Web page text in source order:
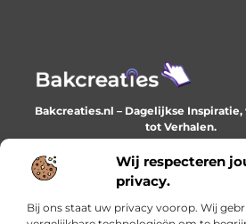
Wij respecteren
privacy.
Bij ons staat uw privacy voorop. Wij
Bakcreaties.nl – Dagelijkse
tot Verhalen.
Ontdek unieke en creatieve verhalen
verrijken en inspireren.